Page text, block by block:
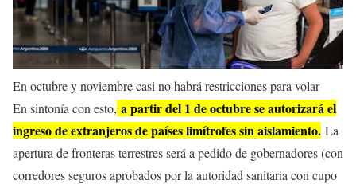
En octubre y noviembre casi no habrá restricciones para volar
En sintonía con esto, a partir del 1 de octubre se autorizará el
ingreso de extranjeros de países limítrofes sin aislamiento. La
apertura de fronteras terrestres será a pedido de gobernadores (con
corredores seguros aprobados por la autoridad sanitaria con cupo